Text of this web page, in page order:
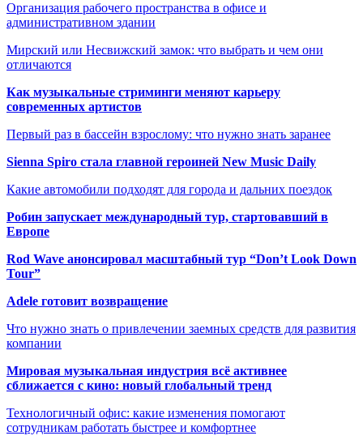
Организация рабочего пространства в офисе и
административном здании
Мирский или Несвижский замок: что выбрать и чем они
отличаются
Как музыкальные стриминги меняют карьеру
современных артистов
Первый раз в бассейн взрослому: что нужно знать заранее
Sienna Spiro стала главной героиней New Music Daily
Какие автомобили подходят для города и дальних поездок
Робин запускает международный тур, стартовавший в
Европе
Rod Wave анонсировал масштабный тур “Don’t Look Down
Tour”
Adele готовит возвращение
Что нужно знать о привлечении заемных средств для развития
компании
Мировая музыкальная индустрия всё активнее
сближается с кино: новый глобальный тренд
Технологичный офис: какие изменения помогают
сотрудникам работать быстрее и комфортнее